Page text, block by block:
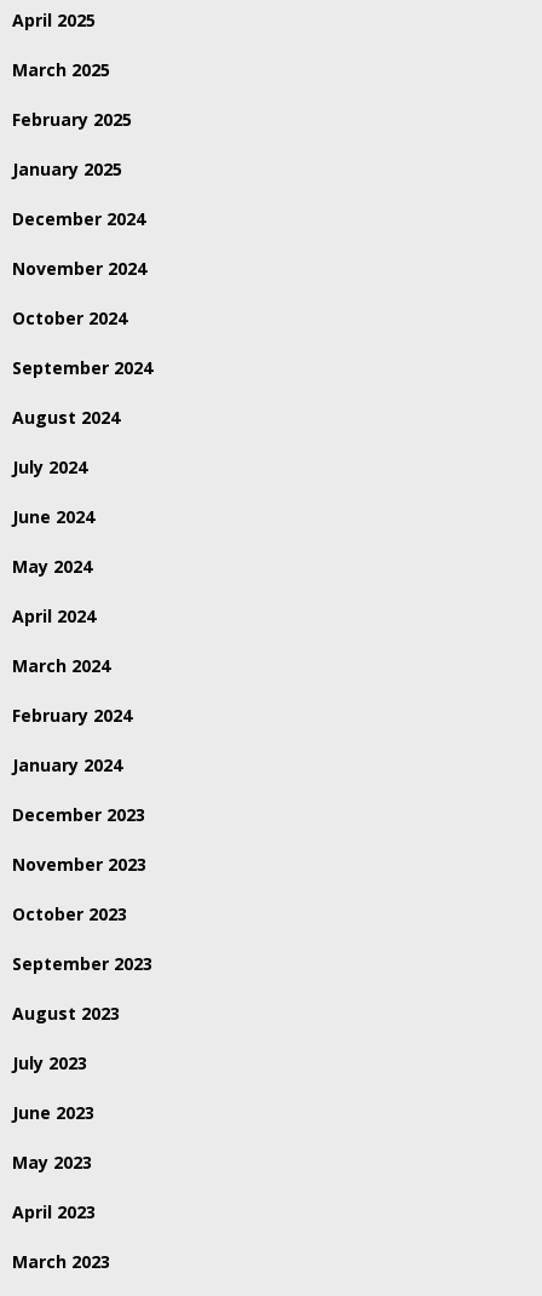
April 2025
March 2025
February 2025
January 2025
December 2024
November 2024
October 2024
September 2024
August 2024
July 2024
June 2024
May 2024
April 2024
March 2024
February 2024
January 2024
December 2023
November 2023
October 2023
September 2023
August 2023
July 2023
June 2023
May 2023
April 2023
March 2023